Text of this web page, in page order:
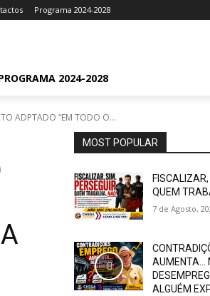
Programa 2024-2028
2024-2028
ADPTADO “EM TODO O...
MOST POPULAR
QUEM
7 de Agosto,
AUMENTA…
ALGUÉM